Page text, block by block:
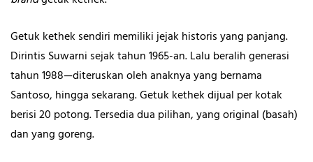
Getuk kethek sendiri memiliki jejak historis yang panjang.
Dirintis Suwarni sejak tahun 1965-an. Lalu beralih generasi
tahun 1988—diteruskan oleh anaknya yang bernama
Santoso, hingga sekarang. Getuk kethek dijual per kotak
berisi 20 potong. Tersedia dua pilihan, yang original (basah)
dan yang goreng.